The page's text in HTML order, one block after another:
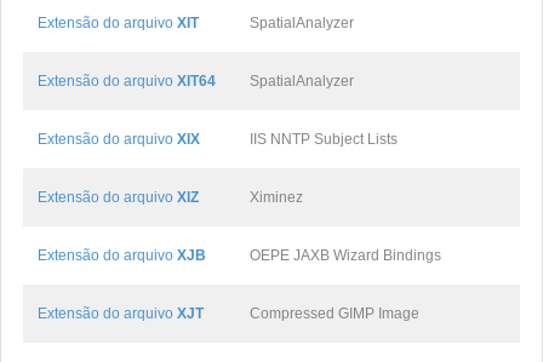
Extensão do arquivo XIT SpatialAnalyzer
Extensão do arquivo XIT64 SpatialAnalyzer
Extensão do arquivo XIX IIS NNTP Subject Lists
Extensão do arquivo XIZ Ximinez
Extensão do arquivo XJB OEPE JAXB Wizard Bindings
Extensão do arquivo XJT Compressed GIMP Image